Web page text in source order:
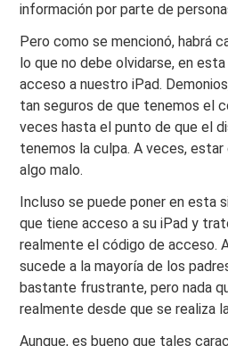
información por parte de
Pero como se mencionó, habrá
lo que no debe olvidarse, en
acceso a nuestro iPad.
tan seguros de que tenemos el
veces hasta el punto de que el
tenemos la culpa. A veces, estar
algo malo.
Incluso se puede poner en esta
que tiene acceso a su iPad y
realmente el código de acceso.
sucede a la mayoría de los
bastante frustrante, pero nada
realmente desde que se realiza
Aunque, es bueno que tales